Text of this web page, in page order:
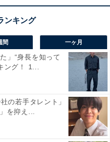
on Instagram
間 一ヶ月
」“身長を知って
ング！ 1...
の若手タレント」
を抑え...